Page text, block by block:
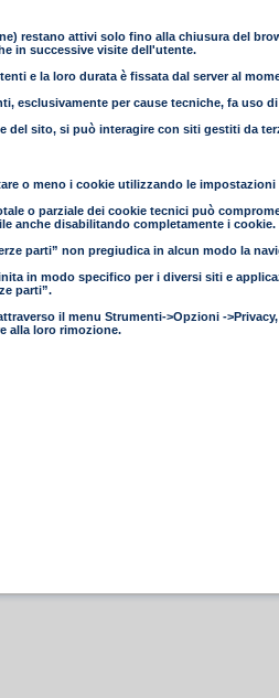
restano attivi solo fino alla chiusura del
in successive visite dell'utente.
e la loro durata è fissata dal server al
esclusivamente per cause tecniche, fa uso
del sito, si può interagire con siti gestiti da
o meno i cookie utilizzando le
o parziale dei cookie tecnici può
anche disabilitando completamente i cookie.
parti” non pregiudica in alcun modo la
in modo specifico per i diversi siti e
parti”.
il menu Strumenti->Opzioni -
alla loro rimozione.